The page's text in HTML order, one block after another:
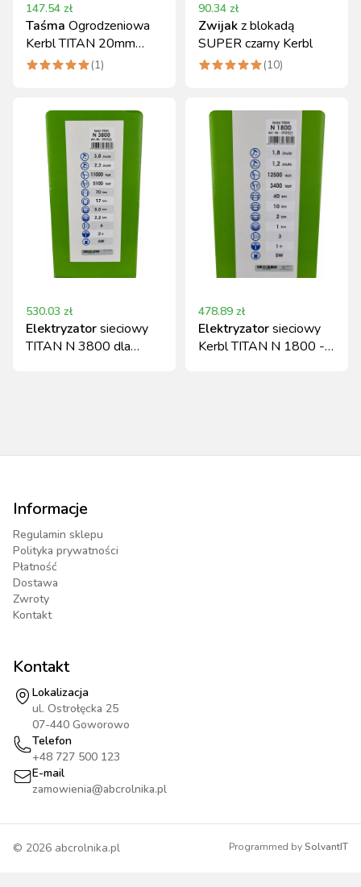
147.54 zł
Taśma Ogrodzeniowa
Kerbl TITAN 20mm
200m Biało-Zielona
(1)
90.34 zł
Zwijakz blokadą
SUPER czarny Kerbl
(10)
530.03 zł
Elektryzatorsieciowy
TITAN N 3800 dla
478.89 zł
Elektryzatorsieciowy
Kerbl TITAN N 1800 -
Informacje
Regulamin sklepu
Polityka prywatności
Płatność
Dostawa
Zwroty
Kontakt
Kontakt
Lokalizacja
ul. Ostrołęcka 25
07-440 Goworowo
Telefon
+48 727 500 123
E-mail
zamowienia@abcrolnika.pl
© 2026 abcrolnika.pl Programmed bySolvantIT